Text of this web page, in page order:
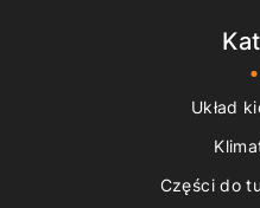
Układ
Części do